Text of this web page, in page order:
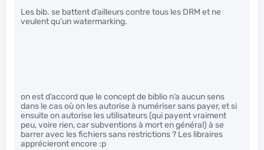
Les bib. se battent d’ailleurs contre tous les DRM et ne
veulent qu’un watermarking.
on est d’accord que le concept de biblio n’a aucun sens
dans le cas où on les autorise à numériser sans payer, et si
ensuite on autorise les utilisateurs (qui payent vraiment
peu, voire rien, car subventions à mort en général) à se
barrer avec les fichiers sans restrictions ? Les libraires
apprécieront encore :p